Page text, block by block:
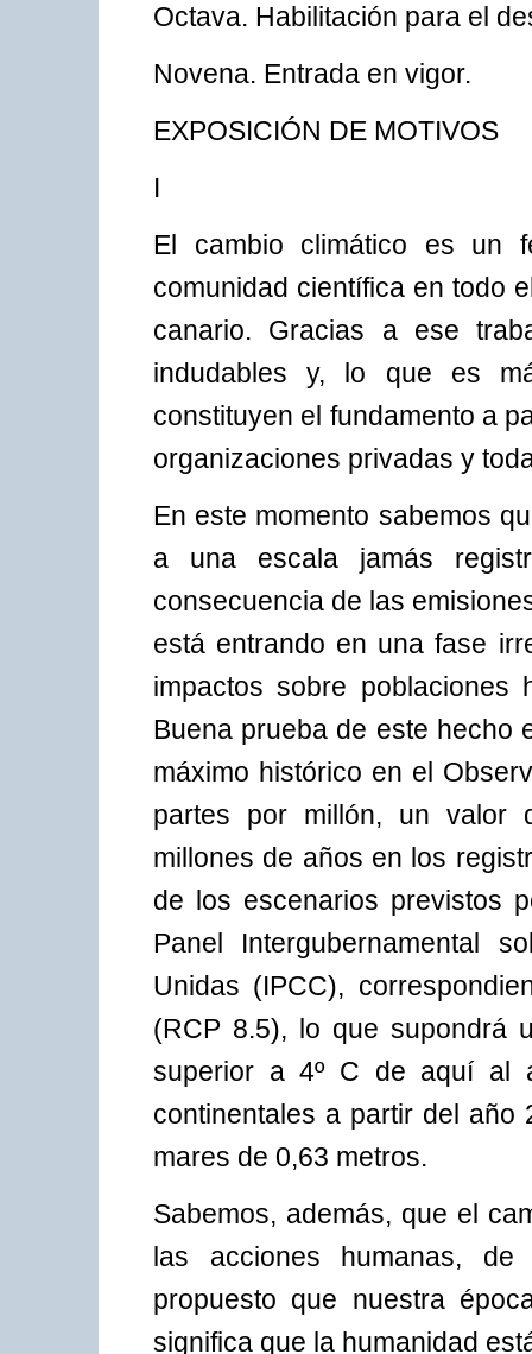
Octava. Habilitación para el
Novena. Entrada en vigor.
EXPOSICIÓN DE MOTIVOS
I
El cambio climático es un
comunidad científica en todo
canario. Gracias a ese
indudables y, lo que es
constituyen el fundamento a
organizaciones privadas y
En este momento sabemos
a una escala jamás
consecuencia de las
está entrando en una fase
impactos sobre
Buena prueba de este hecho
máximo histórico en el
partes por millón, un valor
millones de años en los
de los escenarios previstos
Panel Intergubernamental
Unidas (IPCC),
(RCP 8.5), lo que supondrá
superior a 4º C de aquí al
continentales a partir del año
mares de 0,63 metros.
Sabemos, además, que el
las acciones humanas,
propuesto que nuestra
significa que la humanidad